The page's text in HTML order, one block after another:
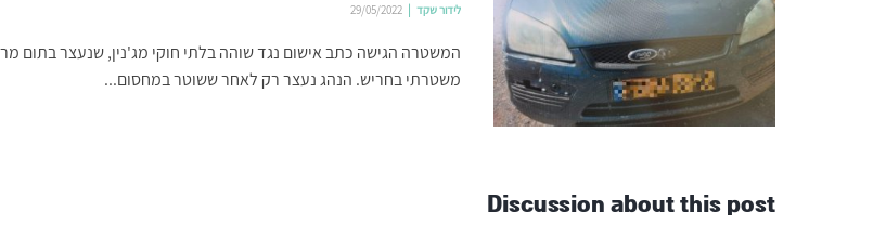
לידור שקד 29/05/2022
המשטרה הגישה כתב אישום נגד שוהה בלתי חוקי מג'נין, שנעצר בתום
משטרתי בחריש. הנהג נעצר רק לאחר ששוטר במחסום...
Discussion about this post